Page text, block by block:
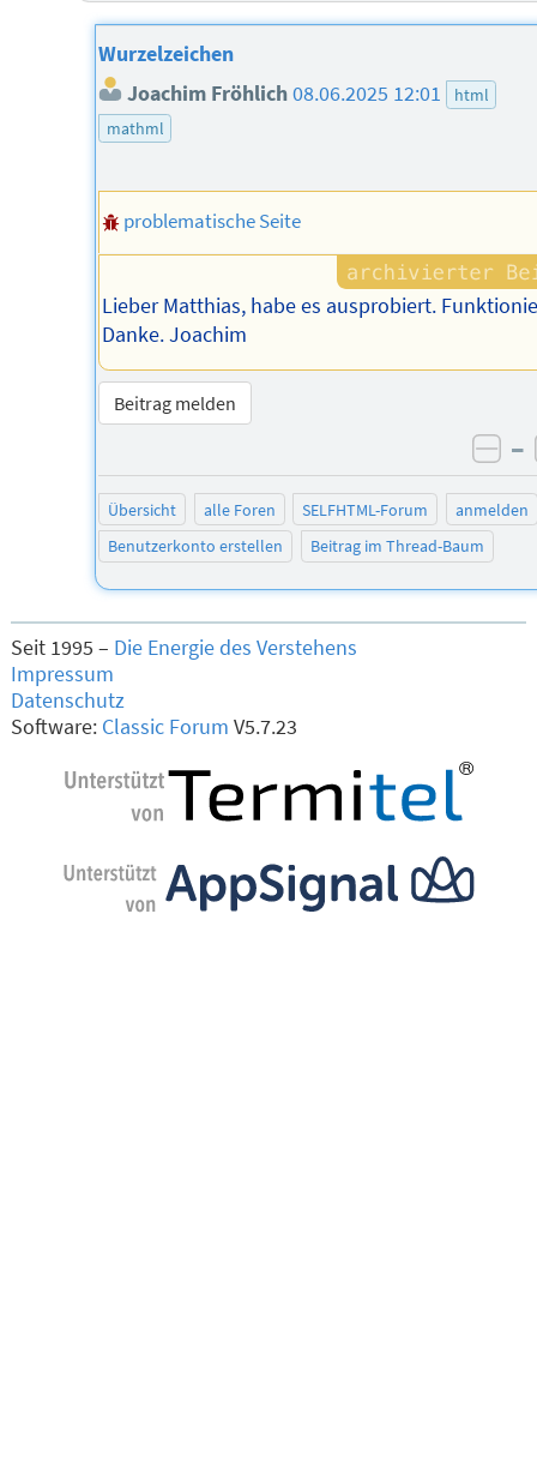
Wurzelzeichen
Joachim Fröhlich08.06.2025 12:01
html
mathml
problematische Seite
Lieber Matthias, habe es ausprobiert.
Danke. Joachim
Beitrag melden
–
Übersicht alle Foren SELFHTML-Forum
anmelden
Benutzerkonto erstellen
Beitrag im Thread-Baum
Seit 1995 – Die Energie des Verstehens
Impressum
Datenschutz
Software: Classic Forum V5.7.23